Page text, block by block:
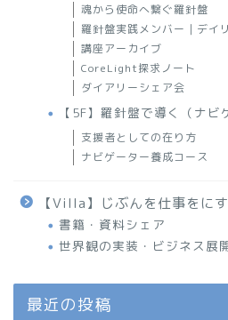
魂から使命へ繋ぐ羅針盤
羅針盤実践メンバー｜デイ
講座アーカイブ
CoreLight探求ノート
ダイアリーシェア会
【5F】羅針盤で導く（ナビ
支援者としての在り方
ナビゲーター養成コース
【Villa】じぶんを仕事をに
書籍・資料シェア
世界観の実装・ビジネス展
最近の投稿